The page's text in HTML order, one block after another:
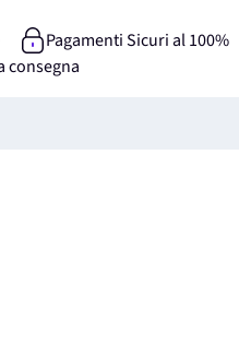
Pagamenti Sicuri al 100%
consegna